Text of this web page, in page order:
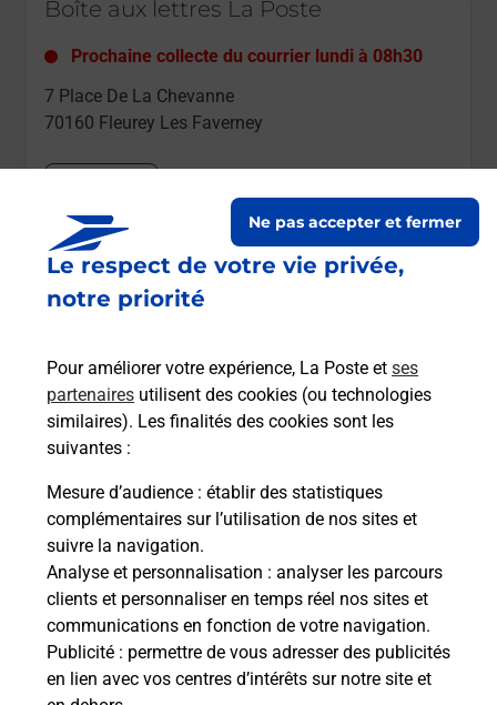
Le respect de votre vie privée,
notre priorité
Pour améliorer votre expérience, La Poste et ses
partenaires utilisent des cookies (ou technologies
similaires). Les finalités des cookies sont les
suivantes :
Mesure d’audience : établir des statistiques
complémentaires sur l’utilisation de nos sites et
suivre la navigation.
Analyse et personnalisation : analyser les parcours
clients et personnaliser en temps réel nos sites et
communications en fonction de votre navigation.
Publicité : permettre de vous adresser des publicités
en lien avec vos centres d’intérêts sur notre site et
Ne pas accepter et fermer
Boîte aux lettres La Poste
Prochaine collecte du courrier lundi à 08h30
7 Place De La Chevanne
70160 Fleurey Les Faverney
Boîte aux lettres La Poste
Prochaine collecte du courrier
3 Rue Du Paradis
Fleurey Les Faverney
Itinéraire
Le lien s'ouvre dans un nouvel onglet
Boîte aux lettres La Poste
Prochaine collecte du courrierlundià 08h30
6 Grande Rue
70160
Fleurey Les Faverney
Itinéraire
Le lien s'ouvre dans un nouvel onglet